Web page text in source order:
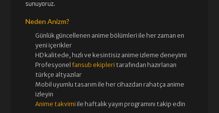
sunuyoruz.
Neden Anizm?
Günlük güncellenen anime bölümleri ile her zaman en
yeni içerikler
HD kalitede, hızlı ve kesintisiz anime izleme deneyimi
Profesyonelfansub ekipleri tarafından hazırlanan
türkçe altyazılar
Mobil uyumlu tasarım ile her cihazdan rahatça anime
izleyin
Anime takvimi ile haftalık yayın programını takip edin